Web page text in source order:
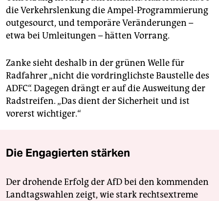
die Verkehrslenkung die Ampel-Programmierung
outgesourct, und temporäre Veränderungen –
etwa bei Umleitungen – hätten Vorrang.
Zanke sieht deshalb in der grünen Welle für
Radfahrer „nicht die vordringlichste Baustelle des
ADFC“. Dagegen drängt er auf die Ausweitung der
Radstreifen. „Das dient der Sicherheit und ist
vorerst wichtiger.“
Die Engagierten stärken
Der drohende Erfolg der AfD bei den kommenden
Landtagswahlen zeigt, wie stark rechtsextreme